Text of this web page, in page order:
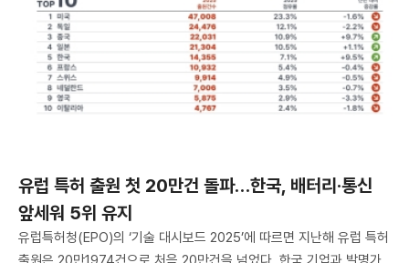
유럽 특허 출원 첫 20만건 돌파…한국, 배터리·통신
앞세워 5위 유지
유럽특허청(EPO)의 ‘기술 대시보드 2025’에 따르면 지난해 유럽 특허